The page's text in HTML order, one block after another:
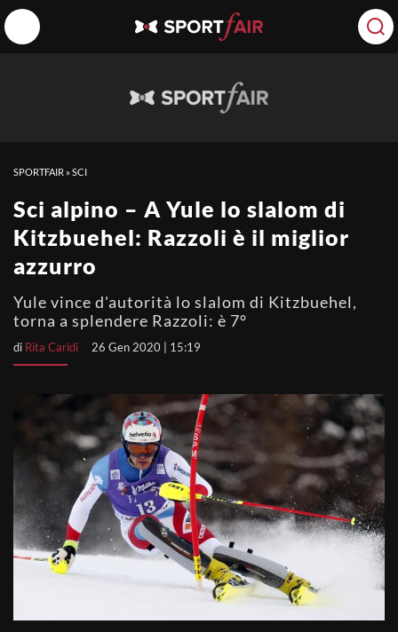
SPORTFAIR »SCI
Sci alpino – A Yule lo slalom di
Kitzbuehel: Razzoli è il miglior
azzurro
Yule vince d'autorità lo slalom di Kitzbuehel,
torna a splendere Razzoli: è 7°
di Rita Caridi 26 Gen 2020 | 15:19